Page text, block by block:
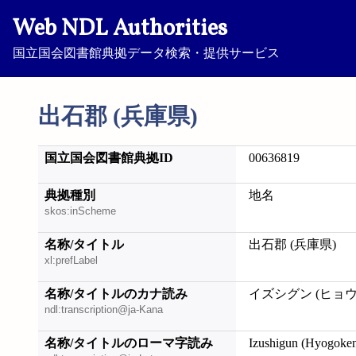
Web NDL Authorities
国立国会図書館典拠データ検索・提供サービス
出石郡 (兵庫県)
国立国会図書館典拠ID 00636819
典拠種別
skos:inScheme
地名
名称/タイトル
xl:prefLabel
出石郡 (兵庫県)
名称/タイトルのカナ読み
ndl:transcription@ja-Kana
イズシグン (ヒョ
名称/タイトルのローマ字読み Izushigun